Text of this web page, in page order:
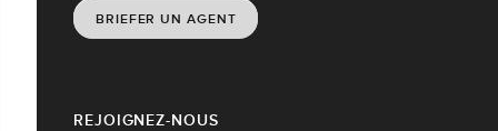
REJOIGNEZ-NOUS
BRIEFER UN AGENT